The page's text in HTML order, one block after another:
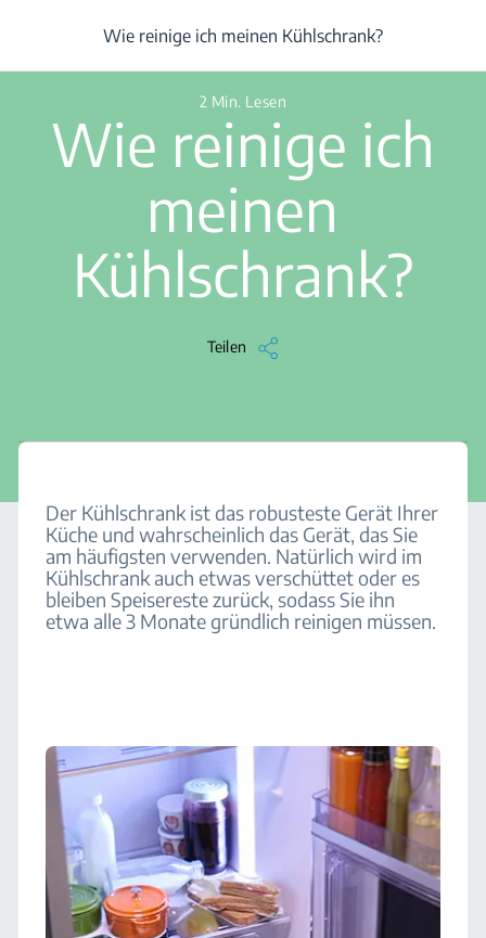
Wie reinige ich meinen Kühlschrank?
2 Min. Lesen
Wie reinige ich
meinen
Kühlschrank?
Teilen
Wie reinige ich meinen Kühlschrank?
Der Kühlschrank ist das robusteste Gerät Ihrer
Küche und wahrscheinlich das Gerät, das Sie
am häufigsten verwenden. Natürlich wird im
Kühlschrank auch etwas verschüttet oder es
bleiben Speisereste zurück, sodass Sie ihn
etwa alle 3 Monate gründlich reinigen müssen.